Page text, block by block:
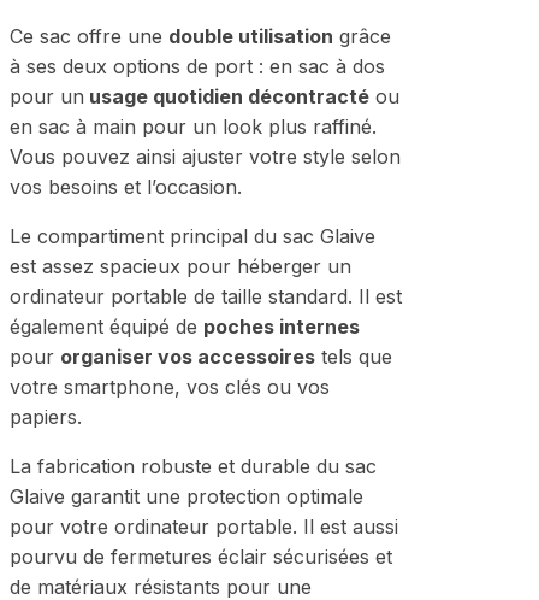
Ce sac offre une double utilisation grâce
à ses deux options de port : en sac à dos
pour un usage quotidien décontracté ou
en sac à main pour un look plus raffiné.
Vous pouvez ainsi ajuster votre style selon
vos besoins et l’occasion.
Le compartiment principal du sac Glaive
est assez spacieux pour héberger un
ordinateur portable de taille standard. Il est
également équipé de poches internes
pour organiser vos accessoires tels que
votre smartphone, vos clés ou vos
papiers.
La fabrication robuste et durable du sac
Glaive garantit une protection optimale
pour votre ordinateur portable. Il est aussi
pourvu de fermetures éclair sécurisées et
de matériaux résistants pour une